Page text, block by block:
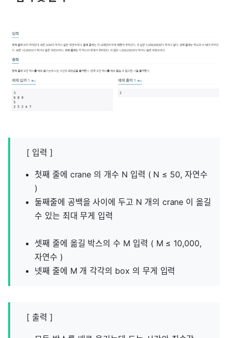
[ 입력 ]
첫째 줄에 crane 의 개수 N 입력 ( N ≤ 50, 자연수
)
둘째줄에 공백을 사이에 두고 N 개의 crane 이 옮길
수 있는 최대 무게 입력
셋째 줄에 옮길 박스의 수 M 입력 ( M ≤ 10,000,
자연수 )
넷째 줄에 M 개 각각의 box 의 무게 입력
[ 출력 ]